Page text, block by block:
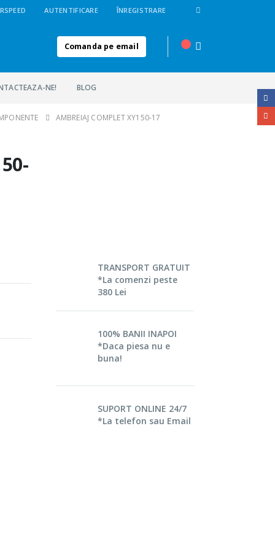
AUTENTIFICARE ÎNREGISTRARE
Comanda pe email
NE! BLOG
AMBREIAJ COMPLET XY150-17
TRANSPORT GRATUIT
*La comenzi peste
380 Lei
100% BANII INAPOI
*Daca piesa nu e
buna!
SUPORT ONLINE 24/7
*La telefon sau Email